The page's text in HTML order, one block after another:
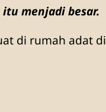
menjadi besar.
di rumah adat